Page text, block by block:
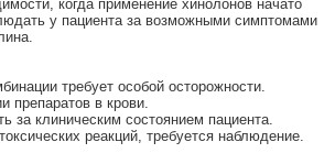
когда применение хинолонов начато
у пациента за возможными симптомами
требует особой осторожности.
препаратов в крови.
за клиническим состоянием пациента.
реакций, требуется наблюдение.